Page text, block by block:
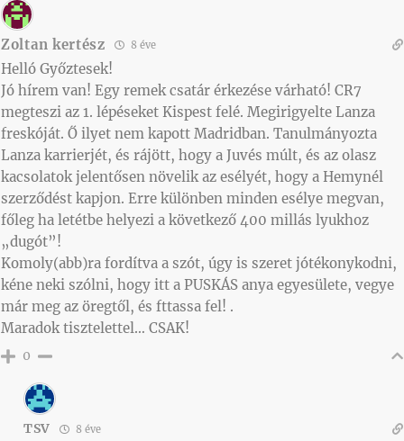
Zoltan kertész 8 éve
Helló Győztesek!
Jó hírem van! Egy remek csatár érkezése várható! CR7
megteszi az 1. lépéseket Kispest felé. Megirigyelte Lanza
freskóját. Ő ilyet nem kapott Madridban. Tanulmányozta
Lanza karrierjét, és rájött, hogy a Juvés múlt, és az olasz
kacsolatok jelentősen növelik az esélyét, hogy a Hemynél
szerződést kapjon. Erre különben minden esélye megvan,
főleg ha letétbe helyezi a következő 400 millás lyukhoz
„dugót”!
Komoly(abb)ra fordítva a szót, úgy is szeret jótékonykodni,
kéne neki szólni, hogy itt a PUSKÁS anya egyesülete, vegye
már meg az öregtől, és fttassa fel! .
Maradok tisztelettel… CSAK!
0
TSV 8 éve